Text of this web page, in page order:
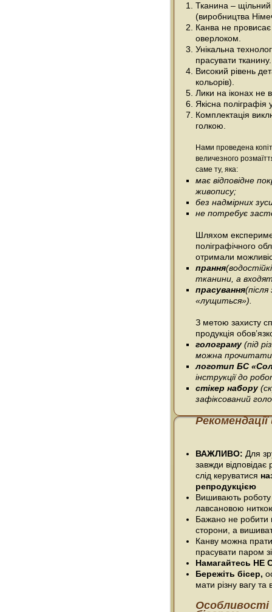
Тканина –
(виробництва
Канва не провисає
оверлоком.
Унікальна
прасувати тканину.
Високий рівень
кольорів).
Лики на іконах не
Якісна
Комплектація
голкою.
Нами проведена
величезного
саме ту, яка:
має відповідне
живопису;
без надмірних
не потребує
Шляхом
поліграфічного
отримали
прання
тканини, а
прасування
«лущиться»).
З метою захисту
продукція
голограму(під
можна
логотип БС
інструкції до
стікер набору
зафіксований
ВАЖЛИВО: Для
завжди
слід керуватися
репродукцією
Вишивають
лавсановою
Бажано не робити
сторони, а
Канву можна
прасувати паром
Намагайтесь НЕ
Бережіть бісер,
мати різну вагу та